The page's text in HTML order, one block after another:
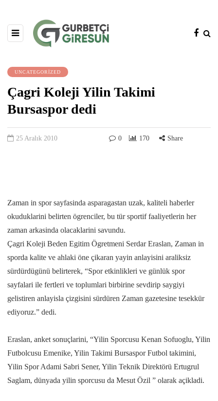
UNCATEGORIZED
Çagri Koleji Yilin Takimi
Bursaspor dedi
25 Aralık 2010 0 170 Share
Zaman in spor sayfasinda asparagastan uzak, kaliteli haberler
okuduklarini belirten ögrenciler, bu tür sportif faaliyetlerin her
zaman arkasinda olacaklarini savundu.
Çagri Koleji Beden Egitim Ögretmeni Serdar Eraslan, Zaman in
sporda kalite ve ahlaki öne çikaran yayin anlayisini araliksiz
sürdürdügünü belirterek, “Spor etkinlikleri ve günlük spor
sayfalari ile fertleri ve toplumlari birbirine sevdirip saygiyi
gelistiren anlayisla çizgisini sürdüren Zaman gazetesine tesekkür
ediyoruz.” dedi.
Eraslan, anket sonuçlarini, “Yilin Sporcusu Kenan Sofuoglu, Yilin
Futbolcusu Emenike, Yilin Takimi Bursaspor Futbol takimini,
Yilin Spor Adami Sabri Sener, Yilin Teknik Direktörü Ertugrul
Saglam, dünyada yilin sporcusu da Mesut Özil ” olarak açikladi.